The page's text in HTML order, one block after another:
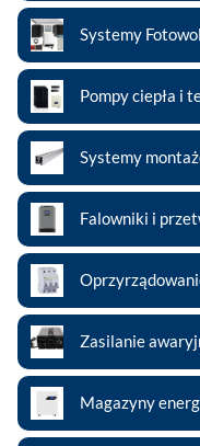
Systemy
Pompy ciepła i
Systemy
Falowniki i
Zasilanie
Magazyny